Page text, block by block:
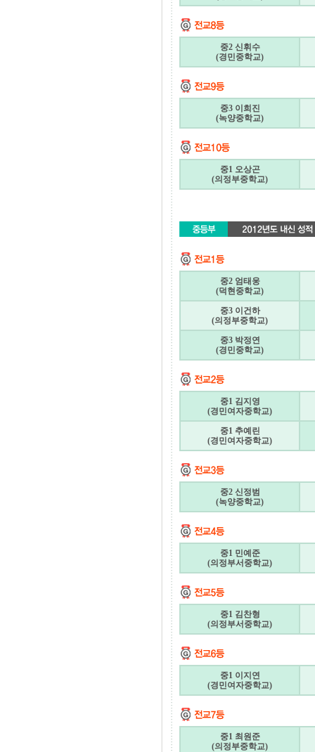
중2 신휘수
(경민중학교)
중3 이희진
(녹양중학교)
중1 오상곤
(의정부중학교)
중2 엄태웅
(덕현중학교)
중3 이건하
(의정부중학교)
중3 박정연
(경민중학교)
중1 김지영
(경민여자중학교)
중1 추예린
(경민여자중학교)
중2 신정범
(녹양중학교)
중1 민예준
(의정부서중학교)
중1 김찬형
(의정부서중학교)
중1 이지연
(경민여자중학교)
중1 최원준
(의정부중학교)